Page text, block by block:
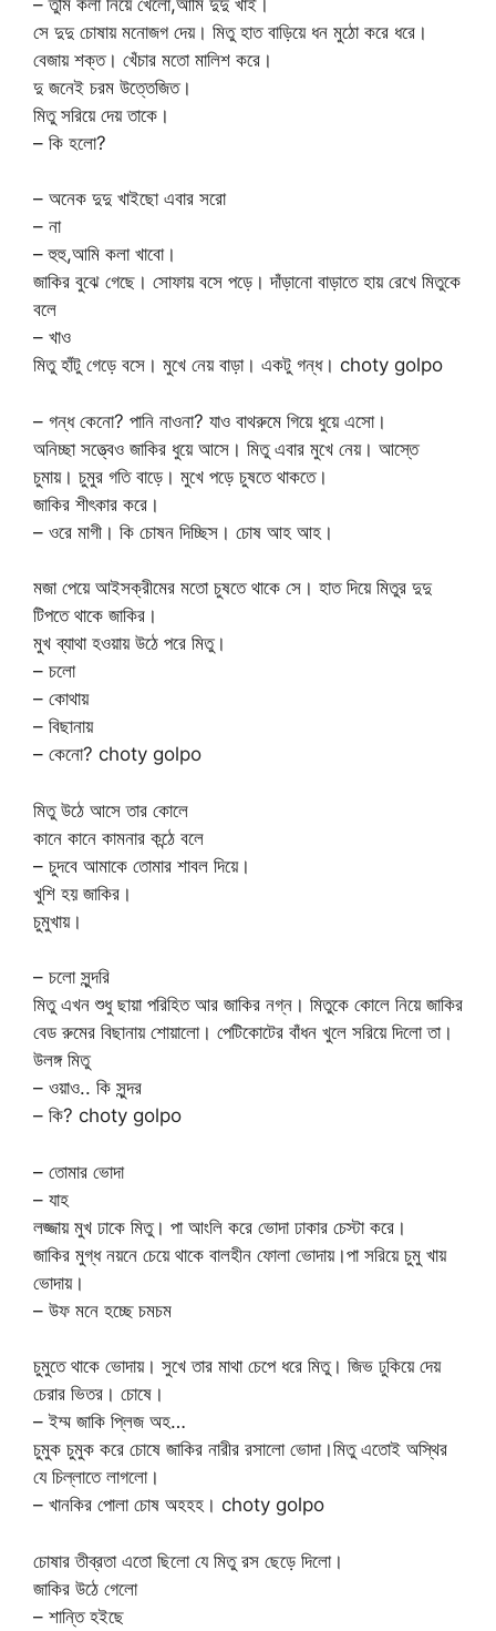
সে দুদু চোষায় মনোজগ দেয়। মিতু হাত বাড়িয়ে ধন মুঠো করে ধরে।
বেজায় শক্ত। খেঁচার মতো মালিশ করে।
দু জনেই চরম উত্তেজিত।
মিতু সরিয়ে দেয় তাকে।
– কি হলো?
– অনেক দুদু খাইছো এবার সরো
– না
– হুহু,আমি কলা খাবো।
জাকির বুঝে গেছে। সোফায় বসে পড়ে। দাঁড়ানো বাড়াতে হায় রেখে মিতুকে
বলে
– খাও
মিতু হাঁটু গেড়ে বসে। মুখে নেয় বাড়া। একটু গন্ধ। choty golpo
– গন্ধ কেনো? পানি নাওনা? যাও বাথরুমে গিয়ে ধুয়ে এসো।
অনিচ্ছা সত্ত্বেও জাকির ধুয়ে আসে। মিতু এবার মুখে নেয়। আস্তে
চুমায়। চুমুর গতি বাড়ে। মুখে পড়ে চুষতে থাকতে।
জাকির শীৎকার করে।
– ওরে মাগী। কি চোষন দিচ্ছিস। চোষ আহ আহ।
মজা পেয়ে আইসক্রীমের মতো চুষতে থাকে সে। হাত দিয়ে মিতুর দুদু
টিপতে থাকে জাকির।
মুখ ব্যাথা হওয়ায় উঠে পরে মিতু।
– চলো
– কোথায়
– বিছানায়
– কেনো? choty golpo
মিতু উঠে আসে তার কোলে
কানে কানে কামনার কন্ঠে বলে
– চুদবে আমাকে তোমার শাবল দিয়ে।
খুশি হয় জাকির।
চুমুখায়।
– চলো সুন্দরি
মিতু এখন শুধু ছায়া পরিহিত আর জাকির নগ্ন। মিতুকে কোলে নিয়ে জাকির
বেড রুমের বিছানায় শোয়ালো। পেটিকোটের বাঁধন খুলে সরিয়ে দিলো তা।
উলঙ্গ মিতু
– ওয়াও.. কি সুন্দর
– কি? choty golpo
– তোমার ভোদা
– যাহ
লজ্জায় মুখ ঢাকে মিতু। পা আংলি করে ভোদা ঢাকার চেস্টা করে।
জাকির মুগ্ধ নয়নে চেয়ে থাকে বালহীন ফোলা ভোদায়।পা সরিয়ে চুমু খায়
ভোদায়।
– উফ মনে হচ্ছে চমচম
চুমুতে থাকে ভোদায়। সুখে তার মাথা চেপে ধরে মিতু। জিভ ঢুকিয়ে দেয়
চেরার ভিতর। চোষে।
– ইম্ম জাকি প্লিজ অহ…
চুমুক চুমুক করে চোষে জাকির নারীর রসালো ভোদা।মিতু এতোই অস্থির
যে চিল্লাতে লাগলো।
– খানকির পোলা চোষ অহহহ। choty golpo
চোষার তীব্রতা এতো ছিলো যে মিতু রস ছেড়ে দিলো।
জাকির উঠে গেলো
– শান্তি হইছে